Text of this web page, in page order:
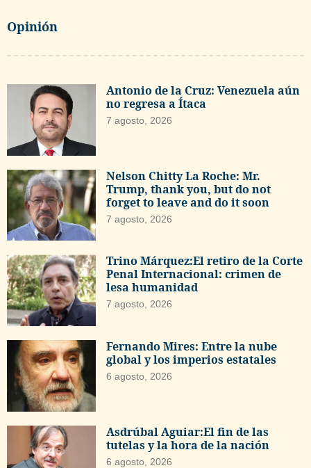
Opinión
Antonio de la Cruz: Venezuela aún
no regresa a Ítaca
7 agosto, 2026
Nelson Chitty La Roche: Mr.
Trump, thank you, but do not
forget to leave and do it soon
7 agosto, 2026
Trino Márquez:El retiro de la Corte
Penal Internacional: crimen de
lesa humanidad
7 agosto, 2026
Fernando Mires: Entre la nube
global y los imperios estatales
6 agosto, 2026
Asdrúbal Aguiar:El fin de las
tutelas y la hora de la nación
6 agosto, 2026